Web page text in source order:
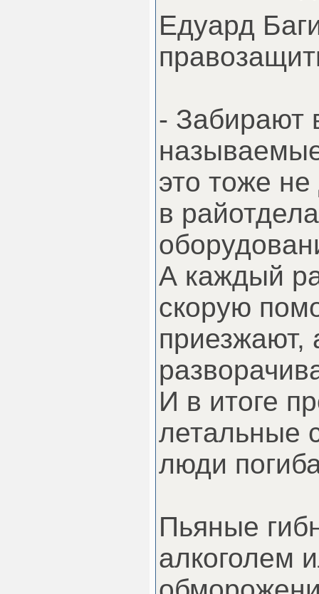
Едуард
- Забирают
это тоже
в
А каждый
скорую
приезжают,
И в итоге
летальные
люди
Пьяные
алкоголем